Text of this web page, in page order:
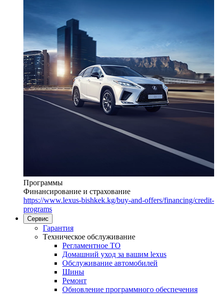
Программы
Финансирование и страхование
https://www.lexus-bishkek.kg/buy-and-offers/financing/credit-
programs
Сервис
Гарантия
Tехническое обслуживание
Регламентное ТО
Домашний уход за вашим lexus
Oбслуживание автомобилей
Шины
Ремонт
Обновление программного обеспечения